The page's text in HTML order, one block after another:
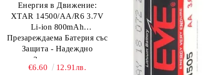
Енергия в Движение:
XTAR 14500/AA/R6 3.7V
Li-ion 800mAh
Презареждаема Батерия със
Защита - Надеждно
Захранване в
BATERIIKI.COM
€6.60 12.91лв.